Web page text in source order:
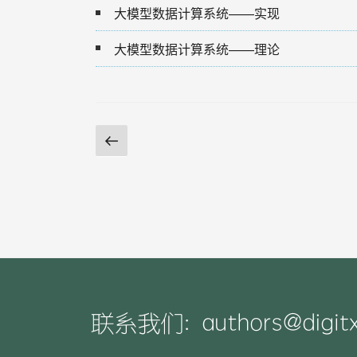
大模型数据计算系统——实现
大模型数据计算系统——理论